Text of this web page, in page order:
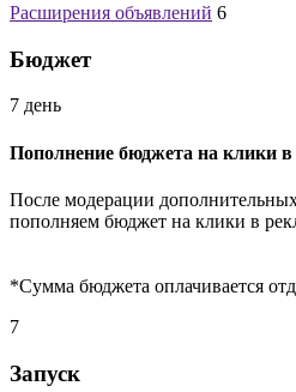
Расширения объявлений 6
Бюджет
7 день
Пополнение бюджета на клики
После модерации
пополняем бюджет на клики в
*Сумма бюджета оплачивается
7
Запуск